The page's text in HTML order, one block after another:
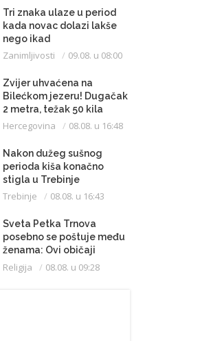
Tri znaka ulaze u period
kada novac dolazi lakše
nego ikad
Zanimljivosti 09.08. u 08:00
Zvijer uhvaćena na
Bilećkom jezeru! Dugačak
2 metra, težak 50 kila
Hercegovina 08.08. u 16:48
Nakon dužeg sušnog
perioda kiša konačno
stigla u Trebinje
Trebinje 08.08. u 16:43
Sveta Petka Trnova
posebno se poštuje među
ženama: Ovi običaji
vijekovima se čuvaju
Religija 08.08. u 09:28